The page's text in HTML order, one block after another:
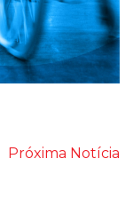
Próxima Notícia